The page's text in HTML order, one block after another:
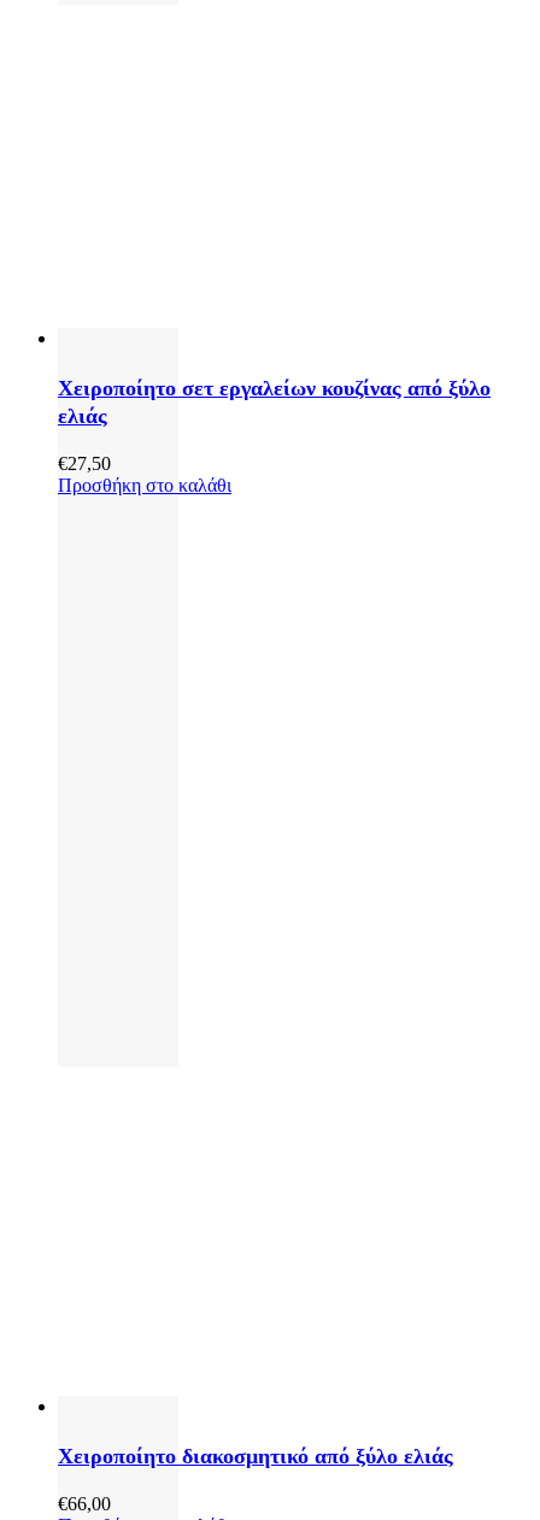
Χειροποίητο σετ εργαλείων κουζίνας από ξύλο
ελιάς
€27,50
Προσθήκη στο καλάθι
Χειροποίητο διακοσμητικό από ξύλο ελιάς
€66,00